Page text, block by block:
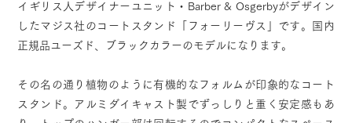
イギリス人デザイナーユニット・Barber & Osgerbyがデザイン
したマジス社のコートスタンド「フォーリーヴス」です。国内
正規品ユーズド、ブラックカラーのモデルになります。
その名の通り植物のように有機的なフォルムが印象的なコート
スタンド。アルミダイキャスト製でずっしりと重く安定感もあ